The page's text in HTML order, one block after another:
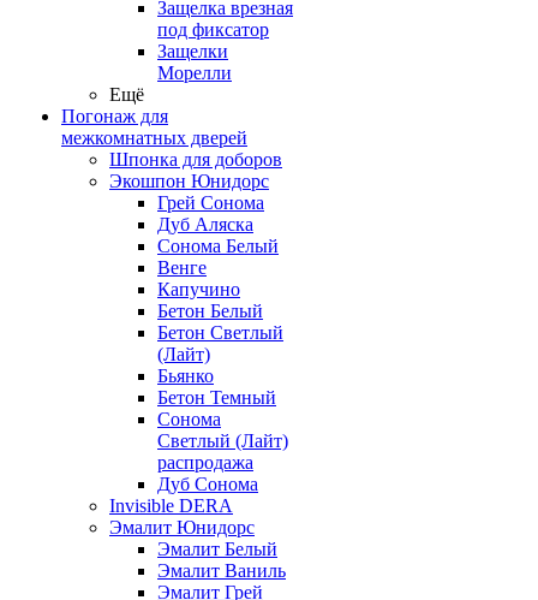
Защелка врезная
под фиксатор
Защелки
Морелли
Ещё
Погонаж для
межкомнатных дверей
Шпонка для доборов
Экошпон Юнидорс
Грей Сонома
Дуб Аляска
Сонома Белый
Венге
Капучино
Бетон Белый
Бетон Светлый
(Лайт)
Бьянко
Бетон Темный
Сонома
Светлый (Лайт)
распродажа
Дуб Сонома
Invisible DERA
Эмалит Юнидорс
Эмалит Белый
Эмалит Ваниль
Эмалит Грей